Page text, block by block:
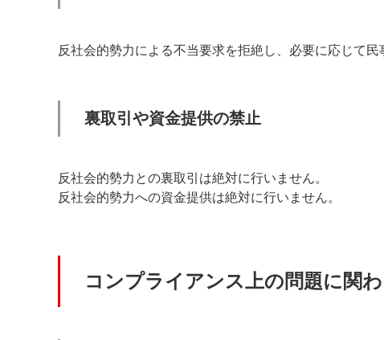
反社会的勢力による不当要求を拒絶し、必要に応じて
裏取引や資金提供の禁止
反社会的勢力との裏取引は絶対に行いません。
反社会的勢力への資金提供は絶対に行いません。
コンプライアンス上の問題に関